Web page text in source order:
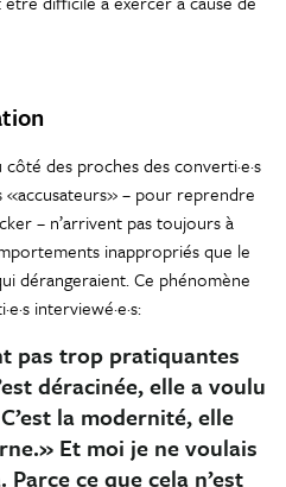
des proches des converti·e·s
«accusateurs» – pour reprendre
– n’arrivent pas toujours à
inappropriés que le
dérangeraient. Ce phénomène
interviewé·e·s:
pas trop pratiquantes
déracinée, elle a voulu
la modernité, elle
Et moi je ne voulais
ce que cela n’est